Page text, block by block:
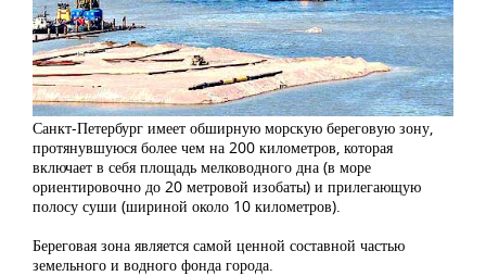
Санкт-Петербург имеет обширную морскую береговую зону,
протянувшуюся более чем на 200 километров, которая
включает в себя площадь мелководного дна (в море
ориентировочно до 20 метровой изобаты) и прилегающую
полосу суши (шириной около 10 километров).
Береговая зона является самой ценной составной частью
земельного и водного фонда города.